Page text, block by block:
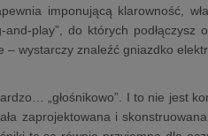
imponującą klarowność,
play”, do których podłączysz
wystarczy znaleźć gniazdko
„głośnikowo”. I to nie jest
zaprojektowana i